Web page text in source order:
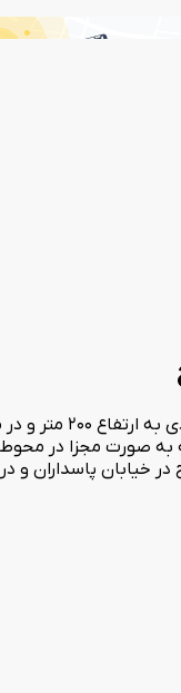
به صورت مجزا در
خیابان پاسداران